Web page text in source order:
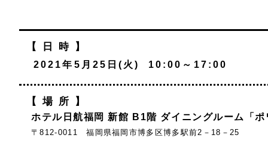
【日時】
2021年5月25日(火) 10:00～17:00
【場所】
ホテル日航福岡 新館 B1階 ダイニングルーム「ポ
〒812-0011 福岡県福岡市博多区博多駅前2－18－25